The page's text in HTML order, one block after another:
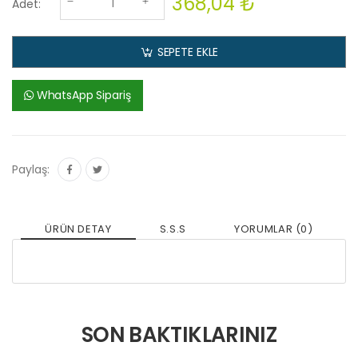
Adet:
SEPETE EKLE
WhatsApp Sipariş
Paylaş:
ÜRÜN DETAY S.S.S YORUMLAR (0)
SON BAKTIKLARINIZ